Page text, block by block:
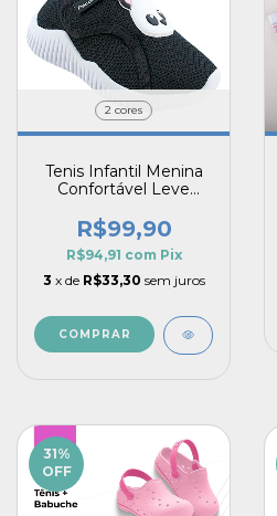
2 cores
Tenis Infantil Menina
Confortável Leve
Pé
R$99,90
R$94,91 com Pix
3 x de R$33,30 sem juros
COMPRAR
31%
OFF